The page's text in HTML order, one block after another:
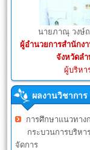
นายภาณุ วงษ์ถ
ผู้อำนวยการสำนักง
จังหวัดล
ผู้บริหา
ผลงานวิชาการ
การศึกษาแนวทา
กระบวนการบริหา
จัดการ